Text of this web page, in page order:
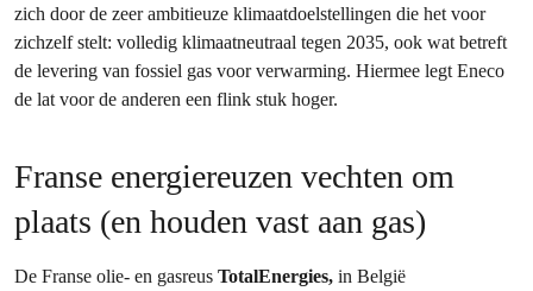
zich door de zeer ambitieuze klimaatdoelstellingen die het voor
zichzelf stelt: volledig klimaatneutraal tegen 2035, ook wat betreft
de levering van fossiel gas voor verwarming. Hiermee legt Eneco
de lat voor de anderen een flink stuk hoger.
Franse energiereuzen vechten om
plaats (en houden vast aan gas)
De Franse olie- en gasreus TotalEnergies, in België